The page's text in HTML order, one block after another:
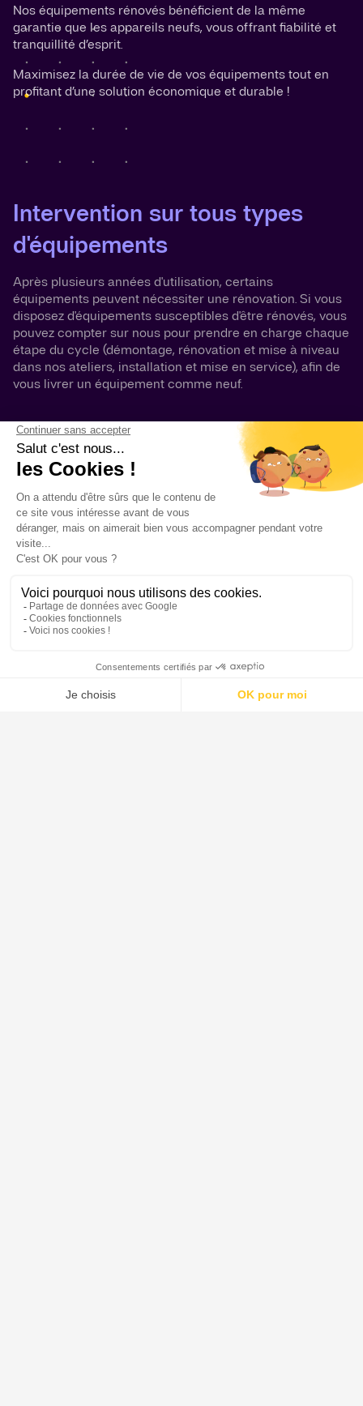
Nos équipements rénovés bénéficient de la même
garantie que les appareils neufs, vous offrant fiabilité et
tranquillité d’esprit.
Maximisez la durée de vie de vos équipements tout en
profitant d’une solution économique et durable !
Intervention sur tous types
d'équipements
Après plusieurs années d'utilisation, certains
équipements peuvent nécessiter une rénovation. Si vous
disposez d'équipements susceptibles d'être rénovés, vous
pouvez compter sur nous pour prendre en charge chaque
étape du cycle (démontage, rénovation et mise à niveau
dans nos ateliers, installation et mise en service), afin de
vous livrer un équipement comme neuf.
ÉMAILLÉ
ALLIAGE
VERRE